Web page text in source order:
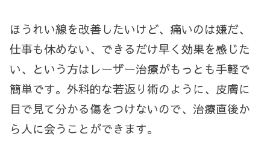
ほうれい線を改善したいけど、痛いのは嫌だ、
仕事も休めない、できるだけ早く効果を感じた
い、という方はレーザー治療がもっとも手軽で
簡単です。外科的な若返り術のように、皮膚に
目で見て分かる傷をつけないので、治療直後か
ら人に会うことができます。